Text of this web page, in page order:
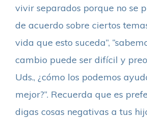
vivir separados porque no se
de acuerdo sobre ciertos
vida que esto suceda”,
cambio puede ser difícil y
Uds., ¿cómo los podemos
mejor?”. Recuerda que es
digas cosas negativas a tus